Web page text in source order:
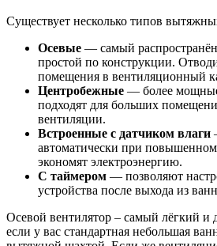
Существует несколько типов
Осевые — самый
простой по конструкции.
помещения в вентиляционный
Центробежные — более
подходят для больших
вентиляции.
Встроенные с датчиком влаги
автоматически при
экономят электроэнергию.
С таймером — позволяют
устройства после выхода из
Осевой вентилятор – самый лёгкий и
если у вас стандартная небольшая